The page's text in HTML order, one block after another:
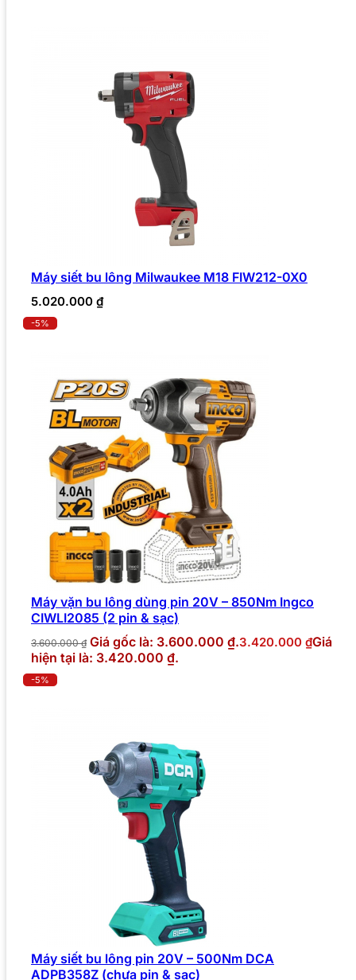
Máy siết bu lông Milwaukee M18 FIW212-0X0
5.020.000 ₫
-5%
Máy vặn bu lông dùng pin 20V – 850Nm Ingco
CIWLI2085 (2 pin & sạc)
3.600.000₫ Giá gốc là: 3.600.000 ₫.3.420.000 ₫Giá
hiện tại là: 3.420.000 ₫.
-5%
Máy siết bu lông pin 20V – 500Nm DCA
ADPB358Z (chưa pin & sạc)